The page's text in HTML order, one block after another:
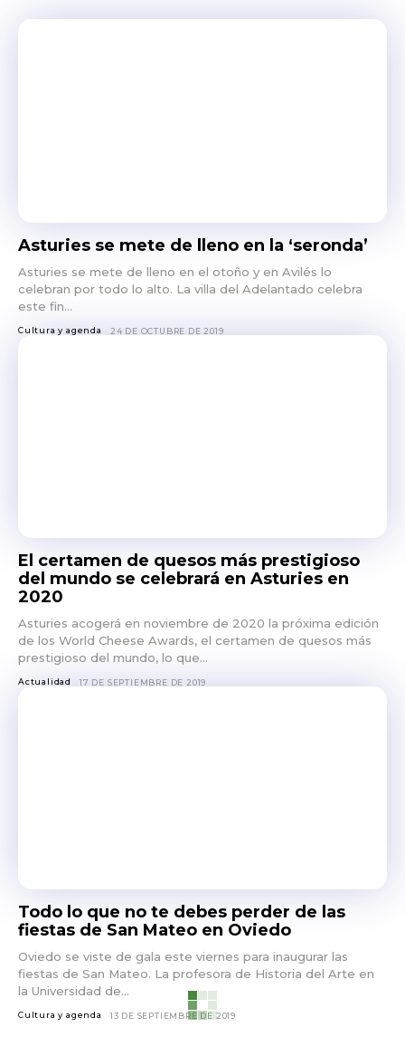
Asturies se mete de lleno en la ‘seronda’
Asturies se mete de lleno en el otoño y en Avilés lo
celebran por todo lo alto. La villa del Adelantado celebra
este fin...
Cultura y agenda 24 DE OCTUBRE DE 2019
El certamen de quesos más prestigioso
del mundo se celebrará en Asturies en
2020
Asturies acogerá en noviembre de 2020 la próxima edición
de los World Cheese Awards, el certamen de quesos más
prestigioso del mundo, lo que...
Actualidad 17 DE SEPTIEMBRE DE 2019
Todo lo que no te debes perder de las
fiestas de San Mateo en Oviedo
Oviedo se viste de gala este viernes para inaugurar las
fiestas de San Mateo. La profesora de Historia del Arte en
la Universidad de...
Cultura y agenda 13 DE SEPTIEMBRE DE 2019